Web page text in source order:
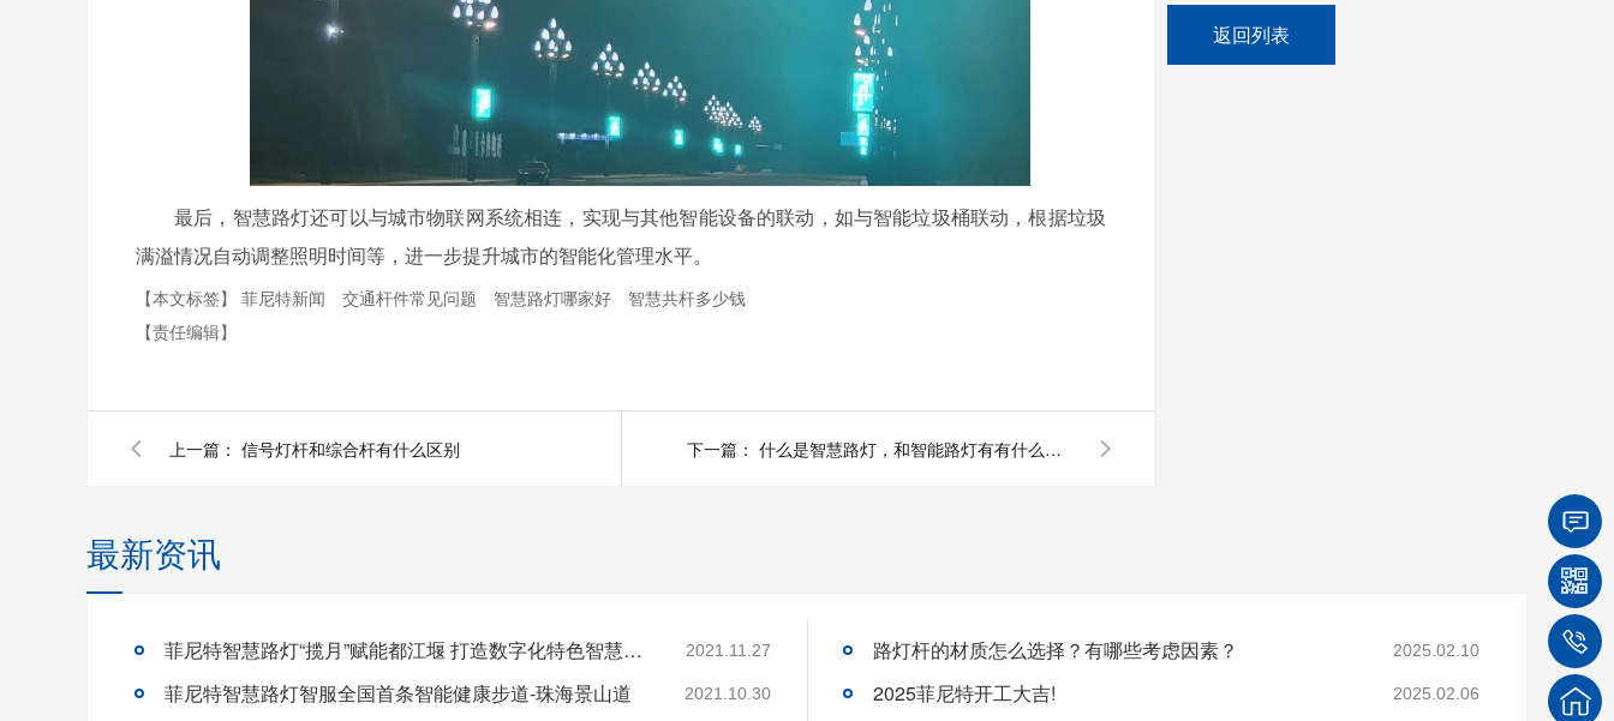
最后，智慧路灯还可以与城市物联网系统相连，实现与其他智能设备的联动，如与智能垃圾桶联动，根据垃圾
满溢情况自动调整照明时间等，进一步提升城市的智能化管理水平。
【本文标签】 菲尼特新闻 交通杆件常见问题 智慧路灯哪家好
智慧共杆多少钱
【责任编辑】
上一篇： 信号灯杆和综合杆有什么区别 下一篇： 什么是智慧路灯，和智能路灯有有什么区别
返回列表
最新资讯
菲尼特智慧路灯“揽月”赋能都江堰 打造数字化特色智慧景区 2021.11.27
菲尼特智慧路灯智服全国首条智能健康步道-珠海景山道 2021.10.30
路灯杆的材质怎么选择？有哪些考虑因素？ 2025.02.10
2025菲尼特开工大吉! 2025.02.06